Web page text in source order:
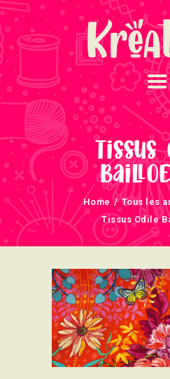
Tissus
Home Tous les
Tissus Odile
ACCUEIL
NOS UNIVERS
ARRIVAGES
ATELIERS ET
ÉVÈNEMENTS
INFOS
NEWSLETTERS
TUTORIELS
NOUS
CONTACT